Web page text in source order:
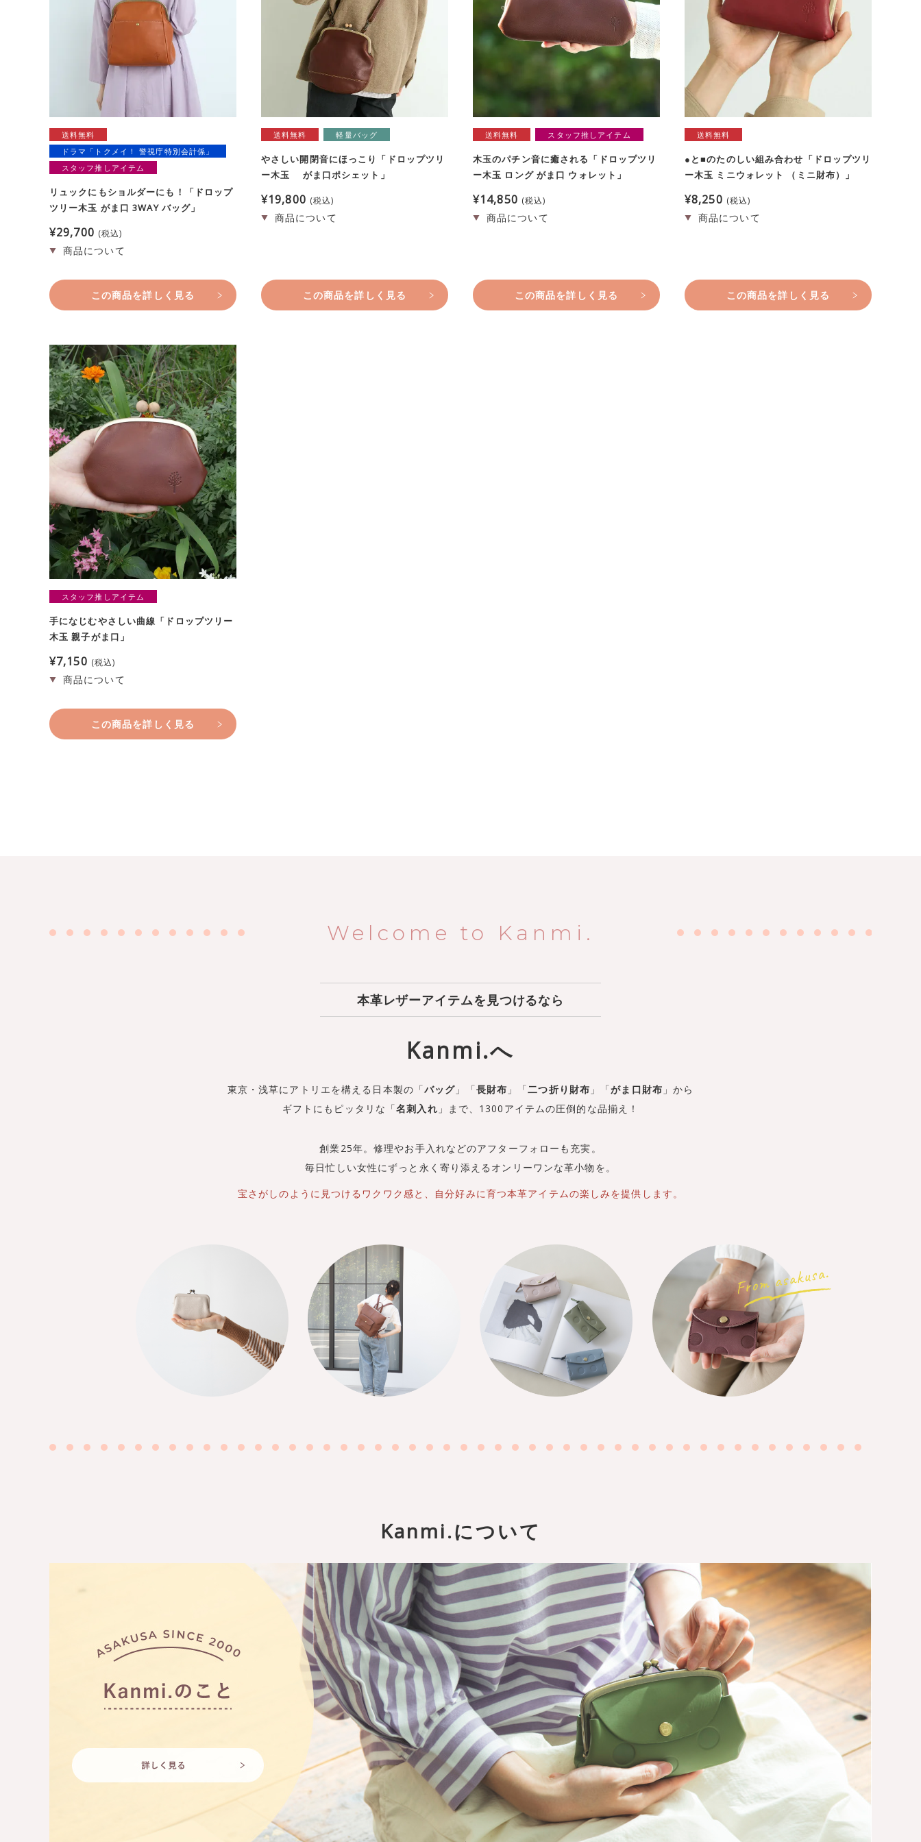
送料無料
ドラマ「トクメイ！ 警視庁特別会計係」
スタッフ推しアイテム
リュックにもショルダーにも！「ドロップ
ツリー木玉 がま口 3WAY バッグ」
¥29,700 税込
この商品を詳しく見る
送料無料 軽量バッグ
やさしい開閉音にほっこり「ドロップツリ
ー木玉 がま口ポシェット」
¥19,800 税込
この商品を詳しく見る
送料無料 スタッフ推しアイテム
木玉のパチン音に癒される「ドロップツリ
ー木玉 ロング がま口 ウォレット」
¥14,850 税込
この商品を詳しく見る
送料無料
●と■のたのしい組み合わせ「ドロップツリ
ー木玉 ミニウォレット （ミニ財布）」
¥8,250 税込
この商品を詳しく見る
スタッフ推しアイテム
手になじむやさしい曲線「ドロップツリー
木玉 親子がま口」
¥7,150 税込
この商品を詳しく見る
Welcome to Kanmi.
本革レザーアイテムを見つけるなら
Kanmi.へ
東京・浅草にアトリエを構える日本製の 「バッグ 」「長財布 」「二つ折り財布 」 「がま口財布 」から
ギフトにもピッタリな「名刺入れ 」まで、 1300アイテムの圧倒的な品揃え！
創業25年。修理やお手入れなどのアフターフォローも充実。
毎日忙しい女性にずっと永く寄り添える オンリーワンな革小物を。
宝さがしのように見つけるワクワク感と、 自分好みに育つ本革アイテムの楽しみを提供します。
Kanmi.について